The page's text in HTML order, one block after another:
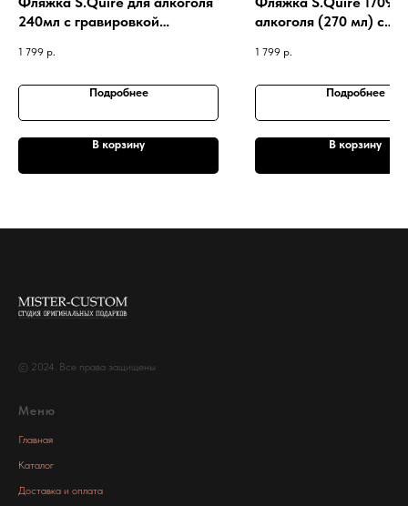
240мл с гравировкой
1 799 р.
Подробнее
В корзину
алкоголя (270 мл) с
скуки"
1 799 р.
Подробнее
В корзину
© 2024. Все права защищены
Меню
Главная
Каталог
Доставка и оплата